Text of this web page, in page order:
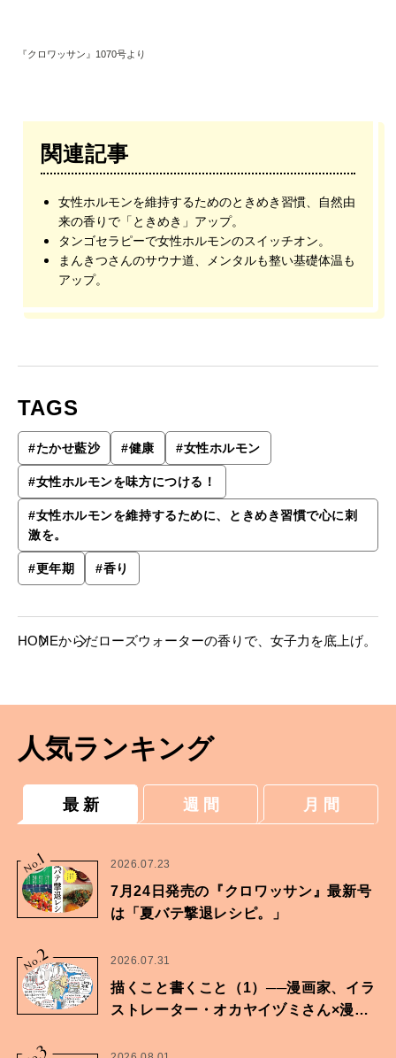
『クロワッサン』1070号より
関連記事
女性ホルモンを維持するためのときめき習慣、自然由
来の香りで「ときめき」アップ。
タンゴセラピーで女性ホルモンのスイッチオン。
まんきつさんのサウナ道、メンタルも整い基礎体温も
アップ。
TAGS
#たかせ藍沙 #健康 #女性ホルモン
#女性ホルモンを味方につける！
#女性ホルモンを維持するために、ときめき習慣で心に刺
激を。
#更年期 #香り
HOMEからだローズウォーターの香りで、女子力を底上げ。
人気ランキング
最 新 週 間 月 間
No.
1 2026.07.23
7月24日発売の『クロワッサン』最新号
は「夏バテ撃退レシピ。」
No.2 2026.07.31
描くこと書くこと（1）──漫画家、イラ
ストレーター・オカヤイヅミさん×漫画
3